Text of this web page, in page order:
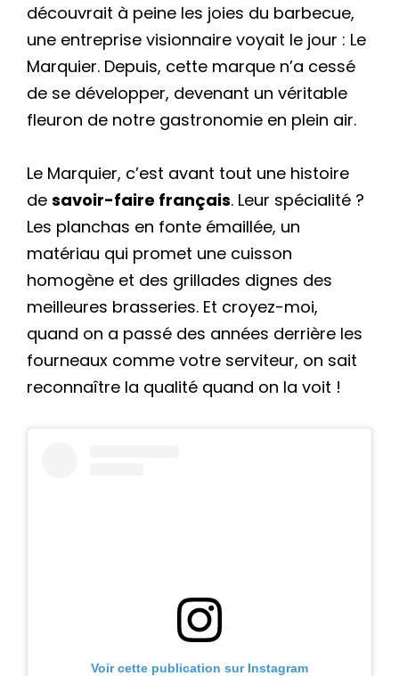
découvrait à peine les joies du barbecue,
une entreprise visionnaire voyait le jour : Le
Marquier. Depuis, cette marque n’a cessé
de se développer, devenant un véritable
fleuron de notre gastronomie en plein air.
Le Marquier, c’est avant tout une histoire
de savoir-faire français. Leur spécialité ?
Les planchas en fonte émaillée, un
matériau qui promet une cuisson
homogène et des grillades dignes des
meilleures brasseries. Et croyez-moi,
quand on a passé des années derrière les
fourneaux comme votre serviteur, on sait
reconnaître la qualité quand on la voit !
Voir cette publication sur Instagram